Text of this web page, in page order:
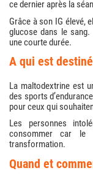
ce dernier après la
Grâce à son IG élevé,
glucose dans le sang.
une courte durée.
a qui est
La maltodextrine est
des sports
pour ceux qui
Les personnes
consommer car le
transformation.
quand et